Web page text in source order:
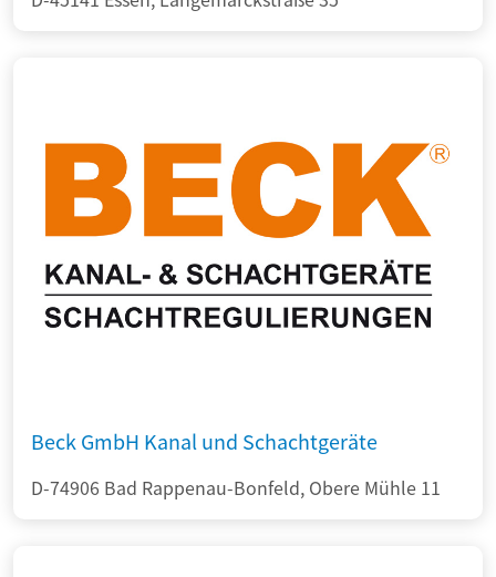
Beck GmbH Kanal und Schachtgeräte
D-74906 Bad Rappenau-Bonfeld, Obere Mühle 11